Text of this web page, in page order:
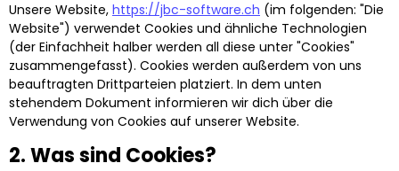
Unsere Website, https://jbc-software.ch (im folgenden: "Die
Website") verwendet Cookies und ähnliche Technologien
(der Einfachheit halber werden all diese unter "Cookies"
zusammengefasst). Cookies werden außerdem von uns
beauftragten Drittparteien platziert. In dem unten
stehendem Dokument informieren wir dich über die
Verwendung von Cookies auf unserer Website.
2. Was sind Cookies?